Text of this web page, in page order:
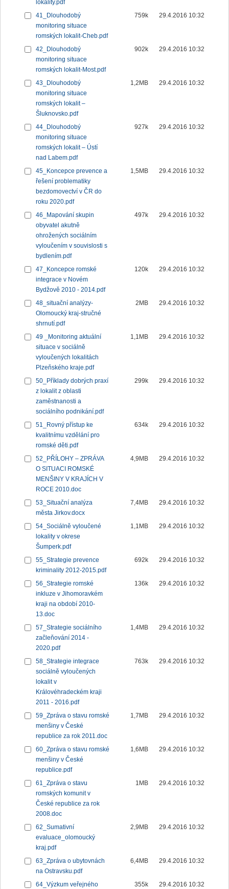
lokality.pdf
41_Dlouhodobý
monitoring situace
romských lokalit-Cheb.pdf
759k 29.4.2016 10:32
42_Dlouhodobý
monitoring situace
romských lokalit-Most.pdf
902k 29.4.2016 10:32
43_Dlouhodobý
monitoring situace
romských lokalit –
Šluknovsko.pdf
1,2MB 29.4.2016 10:32
44_Dlouhodobý
monitoring situace
romských lokalit – Ústí
nad Labem.pdf
927k 29.4.2016 10:32
45_Koncepce prevence a
řešení problematiky
bezdomovectví v ČR do
roku 2020.pdf
1,5MB 29.4.2016 10:32
46_Mapování skupin
obyvatel akutně
ohrožených sociálním
vyloučením v souvislosti s
bydlením.pdf
497k 29.4.2016 10:32
47_Koncepce romské
integrace v Novém
Bydžově 2010 - 2014.pdf
120k 29.4.2016 10:32
48_situační analýzy-
Olomoucký kraj-stručné
shrnutí.pdf
2MB 29.4.2016 10:32
49 _Monitoring aktuální
situace v sociálně
vyloučených lokalitách
Plzeňského kraje.pdf
1,1MB 29.4.2016 10:32
50_Příklady dobrých praxí
z lokalit z oblasti
zaměstnanosti a
sociálního podnikání.pdf
299k 29.4.2016 10:32
51_Rovný přístup ke
kvalitnímu vzdělání pro
romské děti.pdf
634k 29.4.2016 10:32
52_PŘÍLOHY – ZPRÁVA
O SITUACI ROMSKÉ
MENŠINY V KRAJÍCH V
ROCE 2010.doc
4,9MB 29.4.2016 10:32
53_Situační analýza
města Jirkov.docx
7,4MB 29.4.2016 10:32
54_Sociálně vyloučené
lokality v okrese
Šumperk.pdf
1,1MB 29.4.2016 10:32
55_Strategie prevence
kriminality 2012-2015.pdf
692k 29.4.2016 10:32
56_Strategie romské
inkluze v Jihomoravkém
kraji na období 2010-
13.doc
136k 29.4.2016 10:32
57_Strategie sociálního
začleňování 2014 -
2020.pdf
1,4MB 29.4.2016 10:32
58_Strategie integrace
sociálně vyloučených
lokalit v
Královéhradeckém kraji
2011 - 2016.pdf
763k 29.4.2016 10:32
59_Zpráva o stavu romské
menšiny v České
republice za rok 2011.doc
1,7MB 29.4.2016 10:32
60_Zpráva o stavu romské
menšiny v České
republice.pdf
1,6MB 29.4.2016 10:32
61_Zpráva o stavu
romských komunit v
České republice za rok
2008.doc
1MB 29.4.2016 10:32
62_Sumativní
evaluace_olomoucký
kraj.pdf
2,9MB 29.4.2016 10:32
63_Zpráva o ubytovnách
na Ostravsku.pdf
6,4MB 29.4.2016 10:32
64_Výzkum veřejného
355k 29.4.2016 10:32